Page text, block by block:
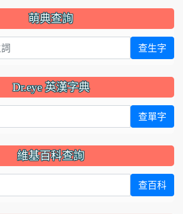
萌典查詢
查生字
Dr.eye 英漢字典
查單字
維基百科查詢
查百科